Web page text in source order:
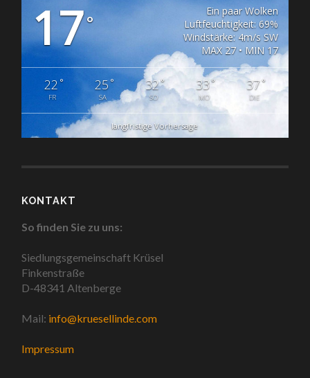
17°
Ein paar Wolken
Luftfeuchtigkeit: 69%
Windstärke: 4m/s SW
MAX 27 • MIN 17
22 °
FR
25°
SA
32°
SO
33°
MO
37°
DIE
langfristige Vorhersage
KONTAKT
So finden Sie zu uns:
Siedlungsgemeinschaft Krüsel
Finkenstraße
D-48341 Altenberge
Mail: info@kruesellinde.com
Impressum